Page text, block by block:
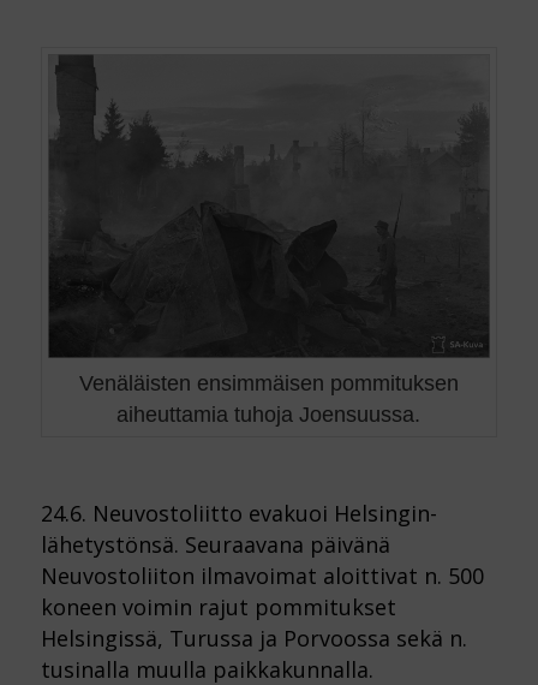
Venäläisten ensimmäisen pommituksen
aiheuttamia tuhoja Joensuussa.
24.6. Neuvostoliitto evakuoi Helsingin-
lähetystönsä. Seuraavana päivänä
Neuvostoliiton ilmavoimat aloittivat n. 500
koneen voimin rajut pommitukset
Helsingissä, Turussa ja Porvoossa sekä n.
tusinalla muulla paikkakunnalla.